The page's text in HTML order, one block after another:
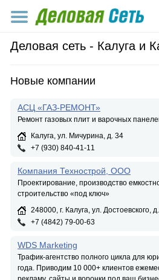
Деловая сеть - Калуга и
Новые компании
АСЦ «ГАЗ-РЕМОНТ»
Ремонт газовых плит и варочных
Калуга, ул. Мичурина, д. 34
+7 (930) 840-41-11
Компания Технострой, ООО
Проектирование, производство
строительство «под ключ»
248000, г. Калуга, ул. Достоевского,
+7 (4842) 79-00-63
WDS Marketing
Трафик-агентство полного цикла для
года. Приводим 10 000+ клиентов